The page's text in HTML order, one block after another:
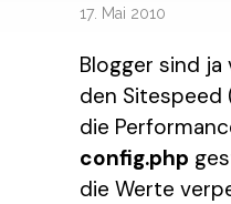
17. Mai 2010
Blogger sind ja
den Sitespeed
die
config.php
die Werte